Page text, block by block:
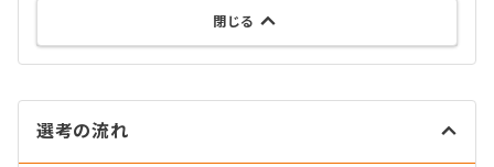
閉じる
選考の流れ